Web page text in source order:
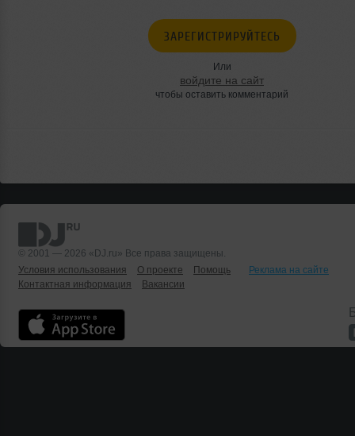
ЗАРЕГИСТРИРУЙТЕСЬ
Или
войдите на сайт
чтобы оставить комментарий
© 2001 — 2026 «DJ.ru» Все права защищены.
Условия использования
О проекте Помощь
Реклама на сайте
Контактная информация
Вакансии